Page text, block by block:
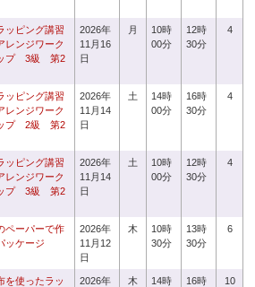
ッピング講習
ンジワーク
プ 3級 第2
2026年
11月16
日
月
10時
00分
12時
30分
4
ッピング講習
ンジワーク
プ 2級 第2
2026年
11月14
日
土
14時
00分
16時
30分
4
ッピング講習
ンジワーク
プ 3級 第2
2026年
11月14
日
土
10時
00分
12時
30分
4
ペーパーで作
ッケージ
2026年
11月12
日
木
10時
30分
13時
30分
6
を使ったラッ
2026年
木
14時
16時
10